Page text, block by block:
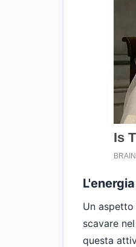
Un
scavare
questa